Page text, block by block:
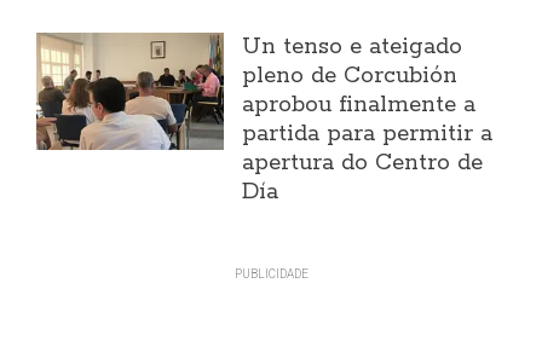
Un tenso e ateigado
pleno de Corcubión
aprobou finalmente a
partida para permitir a
apertura do Centro de
Día